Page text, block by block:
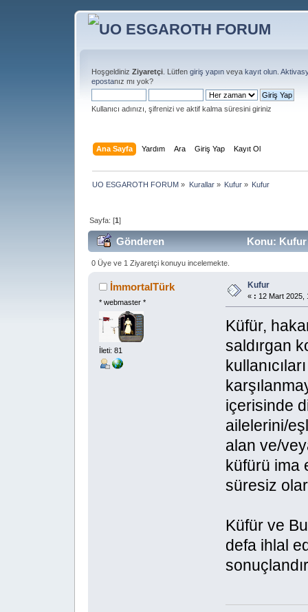
Hoşgeldiniz Ziyaretçi . Lütfen giriş yapın veya kayıt olun
epostanız mı yok?
Kullanıcı adınızı, şifrenizi ve aktif kalma süresini giriniz
Ana Sayfa Yardım Ara Giriş Yap Kayıt Ol
UO ESGAROTH FORUM » Kurallar» Kufur» Kufur
Sayfa: [1]
Gönderen Konu: Kufur
0 Üye ve 1 Ziyaretçi konuyu incelemekte.
İmmortalTürk
* webmaster *
İleti: 81
Kufur
« : 12 Mart 2025,
Küfür,
saldırgan
içerisinde
ailelerini/
alan ve/
küfürü ima
süresiz
Küfür ve
defa ihlal